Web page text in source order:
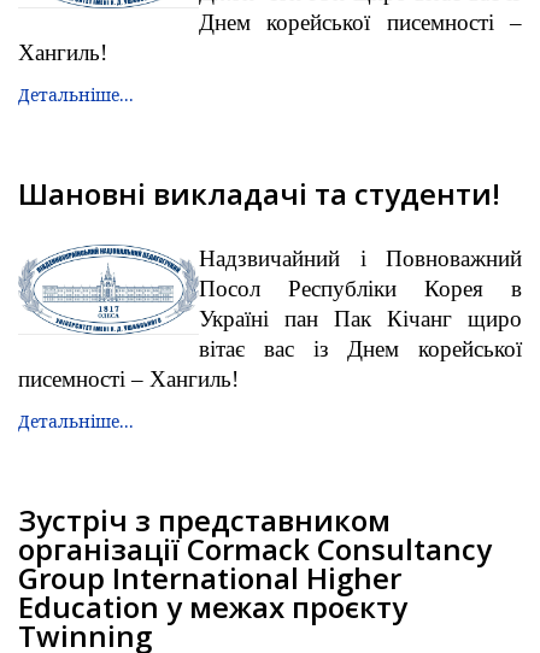
Днем корейської писемності –
Хангиль!
Детальніше...
Шановні викладачі та студенти!
Надзвичайний і Повноважний
Посол Республіки Корея в
Україні пан Пак Кічанг щиро
вітає вас із Днем корейської
писемності – Хангиль!
Детальніше...
Зустріч з представником
організації Cormack Consultancy
Group International Higher
Education у межах проєкту
Twinning